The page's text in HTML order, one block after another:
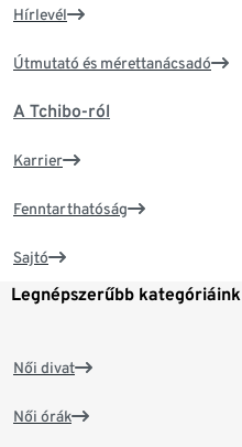
Hírlevél
Útmutató és mérettanácsadó
A Tchibo-ról
Karrier
Fenntarthatóság
Sajtó
Legnépszerűbb kategóriáink
Női divat
Női órák